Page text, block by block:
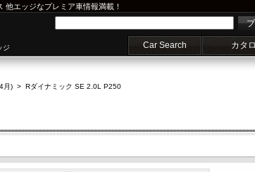
他エッジなプレミア車情報満載！
ジ Car Search カタ
月) > Rダイナミック SE 2.0L P250